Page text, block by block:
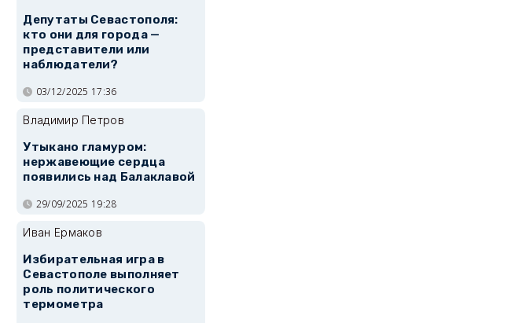
Депутаты Севастополя:
кто они для города —
представители или
наблюдатели?
03/12/2025 17:36
Владимир Петров
Утыкано гламуром:
нержавеющие сердца
появились над Балаклавой
29/09/2025 19:28
Иван Ермаков
Избирательная игра в
Севастополе выполняет
роль политического
термометра